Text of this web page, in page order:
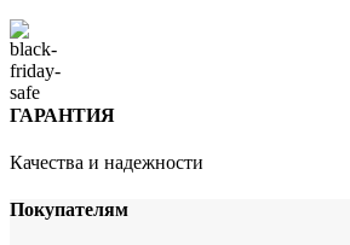
ГАРАНТИЯ
Качества и надежности
Покупателям